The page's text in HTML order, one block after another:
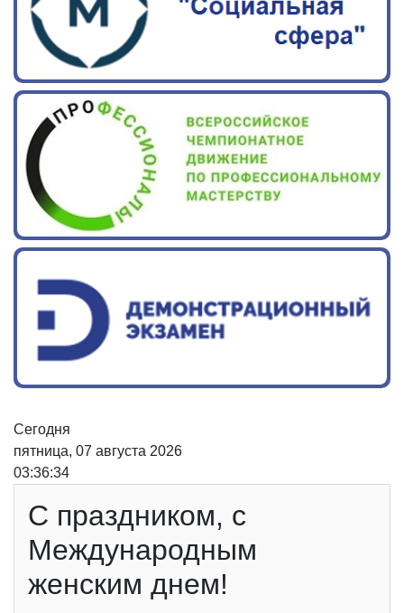
Сегодня
пятница, 07 августа 2026
03:36:34
С праздником, с
Международным
женским днем!